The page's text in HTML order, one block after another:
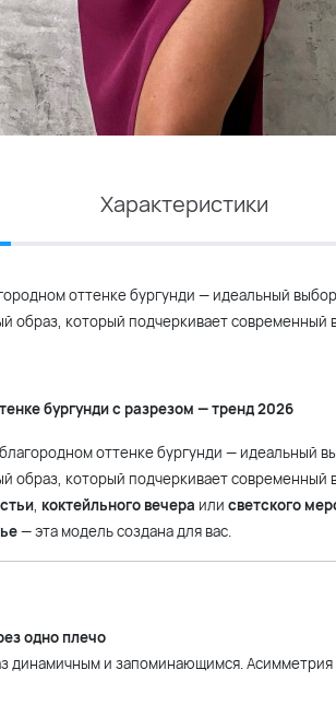
Характеристики
оттенке бургунди — идеальный
который подчеркивает современный
бургунди с разрезом — тренд 2026
оттенке бургунди — идеальный
образ, который подчеркивает современный
, коктейльного вечера или светского
— эта модель создана для вас.
одно плечо
динамичным и запоминающимся. Асимметрия